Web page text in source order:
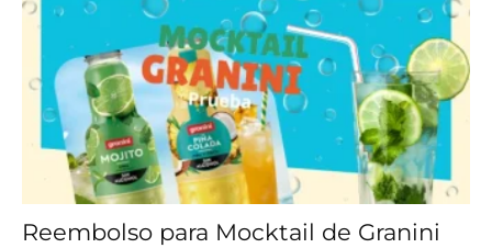
Reembolso para Mocktail de Granini